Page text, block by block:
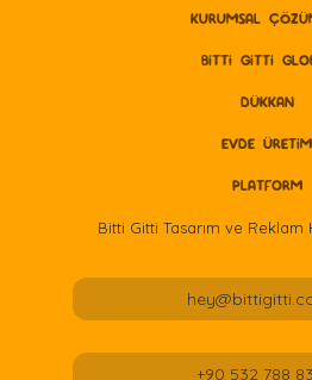
KURUMSAL
BITTI GITTI
DÜKKAN
EVDE ÜRETİM
PLATFORM
Bitti Gitti Tasarım ve Reklam
+90 532 788